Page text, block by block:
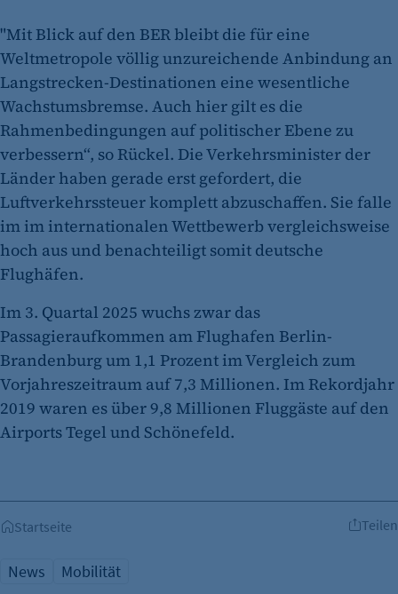
"Mit Blick auf den BER bleibt die für eine
Weltmetropole völlig unzureichende Anbindung an
Langstrecken-Destinationen eine wesentliche
Wachstumsbremse. Auch hier gilt es die
Rahmenbedingungen auf politischer Ebene zu
verbessern“, so Rückel. Die Verkehrsminister der
Länder haben gerade erst gefordert, die
Luftverkehrssteuer komplett abzuschaffen. Sie falle
im im internationalen Wettbewerb vergleichsweise
hoch aus und benachteiligt somit deutsche
Flughäfen.
Im 3. Quartal 2025 wuchs zwar das
Passagieraufkommen am Flughafen Berlin-
Brandenburg um 1,1 Prozent im Vergleich zum
Vorjahreszeitraum auf 7,3 Millionen. Im Rekordjahr
2019 waren es über 9,8 Millionen Fluggäste auf den
Airports Tegel und Schönefeld.
Startseite Teilen
News Mobilität